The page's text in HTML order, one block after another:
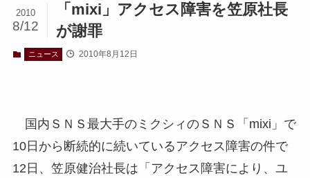
「mixi」アクセス障害を笠原社長
が謝罪
2010
8/12
ニュース 2010年8月12日
国内ＳＮＳ最大手のミクシィのＳＮＳ「mixi」で
10日から断続的に続いているアクセス障害の件で
12日、笠原健治社長は「アクセス障害により、ユ